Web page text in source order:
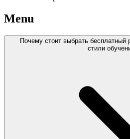
Menu
Почему стоит выбрать бесплатный
стили